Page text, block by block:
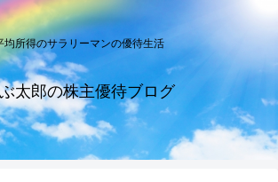
均所得のサラリーマンの優待生活
太郎の株主優待ブログ